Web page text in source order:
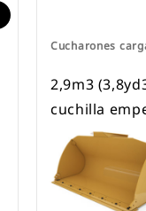
Cucharones
2,9m3
cuchilla